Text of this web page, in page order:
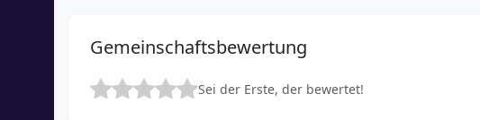
Gemeinschaftsbewertung
Sei der Erste, der bewertet!